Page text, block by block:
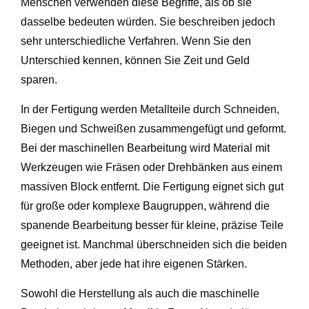
Menschen verwenden diese Begriffe, als ob sie
dasselbe bedeuten würden. Sie beschreiben jedoch
sehr unterschiedliche Verfahren. Wenn Sie den
Unterschied kennen, können Sie Zeit und Geld
sparen.
In der Fertigung werden Metallteile durch Schneiden,
Biegen und Schweißen zusammengefügt und geformt.
Bei der maschinellen Bearbeitung wird Material mit
Werkzeugen wie Fräsen oder Drehbänken aus einem
massiven Block entfernt. Die Fertigung eignet sich gut
für große oder komplexe Baugruppen, während die
spanende Bearbeitung besser für kleine, präzise Teile
geeignet ist. Manchmal überschneiden sich die beiden
Methoden, aber jede hat ihre eigenen Stärken.
Sowohl die Herstellung als auch die maschinelle